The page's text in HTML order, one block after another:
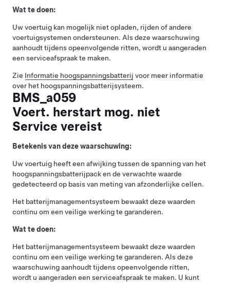
Wat te doen:
Uw voertuig kan mogelijk niet opladen, rijden of andere
voertuigsystemen ondersteunen. Als deze waarschuwing
aanhoudt tijdens opeenvolgende ritten, wordt u aangeraden
een serviceafspraak te maken.
Zie Informatie hoogspanningsbatterij voor meer informatie
over het hoogspanningsbatterijsysteem.
BMS_a059
Voert. herstart mog. niet
Service vereist
Betekenis van deze waarschuwing:
Uw voertuig heeft een afwijking tussen de spanning van het
hoogspanningsbatterijpack en de verwachte waarde
gedetecteerd op basis van meting van afzonderlijke cellen.
Het batterijmanagementsysteem bewaakt deze waarden
continu om een veilige werking te garanderen.
Wat te doen:
Het batterijmanagementsysteem bewaakt deze waarden
continu om een veilige werking te garanderen. Als deze
waarschuwing aanhoudt tijdens opeenvolgende ritten,
wordt u aangeraden een serviceafspraak te maken. U kunt